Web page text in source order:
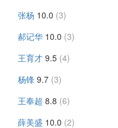
张杨 10.0 (3)
郝记华 10.0 (3)
王育才 9.5 (4)
杨锋 9.7 (3)
王奉超 8.8 (6)
薛美盛 10.0 (2)